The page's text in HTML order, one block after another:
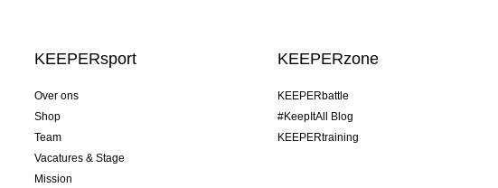
KEEPERsport
Over ons
Shop
Team
Vacatures & Stage
Mission
KEEPERzone
KEEPERbattle
#KeepItAll Blog
KEEPERtraining